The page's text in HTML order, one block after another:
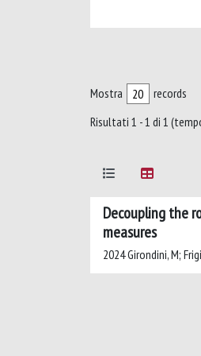
Mostra
records
Risultati 1 - 1 di 1
Decoupling the
measures
2024 Girondini, M;